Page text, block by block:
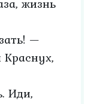
жизнь
—
Краснух,
Иди,